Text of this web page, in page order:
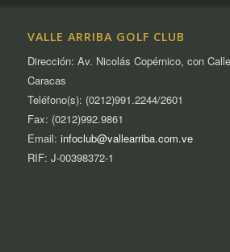
VALLE ARRIBA GOLF CLUB
Dirección: Av. Nicolás Copérnico, con
Caracas
Teléfono(s): (0212)991.2244/2601
Fax: (0212)992.9861
Email: infoclub@vallearriba.com.ve
RIF: J-00398372-1